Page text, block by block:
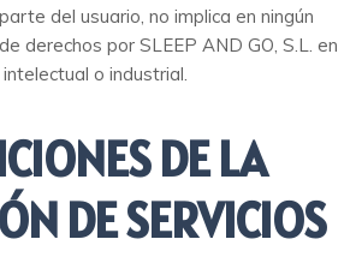
del usuario, no implica en ningún
derechos por SLEEP AND GO, S.L. en
o industrial.
DE LA
DE SERVICIOS